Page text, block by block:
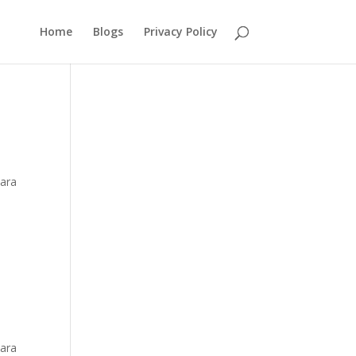
Home Blogs Privacy Policy